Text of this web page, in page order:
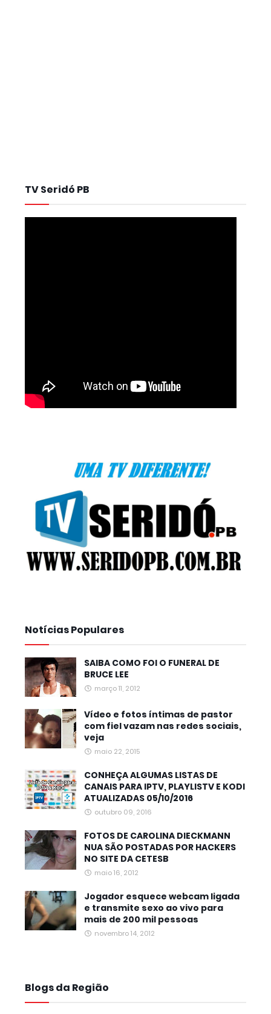
TV Seridó PB
Notícias Populares
SAIBA COMO FOI O FUNERAL DE
BRUCE LEE
março 11, 2012
Vídeo e fotos íntimas de pastor
com fiel vazam nas redes sociais,
veja
maio 22, 2015
CONHEÇA ALGUMAS LISTAS DE
CANAIS PARA IPTV, PLAYLISTV E KODI
ATUALIZADAS 05/10/2016
outubro 09, 2016
FOTOS DE CAROLINA DIECKMANN
NUA SÃO POSTADAS POR HACKERS
NO SITE DA CETESB
maio 16, 2012
Jogador esquece webcam ligada
e transmite sexo ao vivo para
mais de 200 mil pessoas
novembro 14, 2012
Blogs da Região